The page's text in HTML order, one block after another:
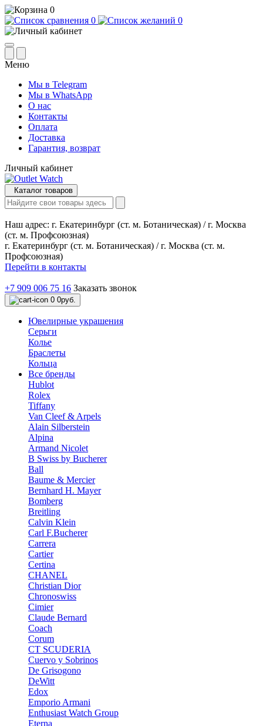
0
0
0
Меню
Мы в Telegram
Мы в WhatsApp
О нас
Контакты
Оплата
Доставка
Гарантия, возврат
Личный кабинет
Каталог товаров
Наш адрес: г. Екатеринбург (ст. м. Ботаническая) / г. Москва
(ст. м. Профсоюзная)
г. Екатеринбург (ст. м. Ботаническая) / г. Москва (ст. м.
Профсоюзная)
Перейти в контакты
+7 909 006 75 16 Заказать звонок
0 0руб.
Ювелирные украшения
Серьги
Колье
Браслеты
Кольца
Все бренды
Hublot
Rolex
Tiffany
Van Cleef & Arpels
Alain Silberstein
Alpina
Armand Nicolet
B Swiss by Bucherer
Ball
Baume & Mercier
Bernhard H. Mayer
Bomberg
Breitling
Calvin Klein
Carl F.Bucherer
Carrera
Cartier
Certina
CHANEL
Christian Dior
Chronoswiss
Cimier
Claude Bernard
Coach
Corum
CT SCUDERIA
Cuervo y Sobrinos
De Grisogono
DeWitt
Edox
Emporio Armani
Enthusiast Watch Group
Eterna